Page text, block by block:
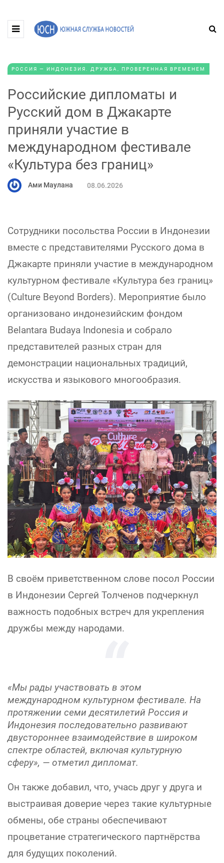
РОССИЯ — ИНДОНЕЗИЯ. ДРУЖБА, ПРОВЕРЕННАЯ ВРЕМЕНЕМ
Российские дипломаты и
Русский дом в Джакарте
приняли участие в
международном фестивале
«Культура без границ»
Ами Маулана 08.06.2026
Сотрудники посольства России в Индонезии
вместе с представителями Русского дома в
Джакарте приняли участие в международном
культурном фестивале «Культура без границ»
(Culture Beyond Borders). Мероприятие было
организовано индонезийским фондом
Belantara Budaya Indonesia и собрало
представителей разных стран для
демонстрации национальных традиций,
искусства и языкового многообразия.
В своём приветственном слове посол России
в Индонезии Сергей Толченов подчеркнул
важность подобных встреч для укрепления
дружбы между народами.
«Мы рады участвовать в этом
международном культурном фестивале. На
протяжении семи десятилетий Россия и
Индонезия последовательно развивают
двустороннее взаимодействие в широком
спектре областей, включая культурную
сферу», — отметил дипломат.
Он также добавил, что, учась друг у друга и
выстраивая доверие через такие культурные
обмены, обе страны обеспечивают
процветание стратегического партнёрства
для будущих поколений.